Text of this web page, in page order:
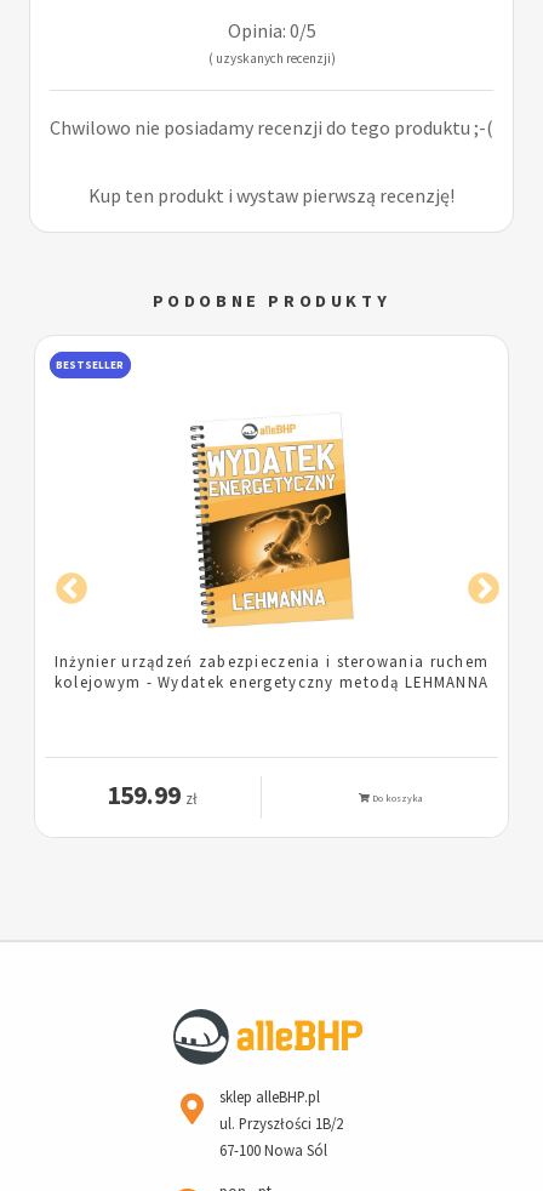
Opinia: 0/5
( uzyskanych recenzji)
Chwilowo nie posiadamy recenzji do tego produktu ;-(
Kup ten produkt i wystaw pierwszą recenzję!
PODOBNE PRODUKTY
BESTSELLER
Pielęgniarka - Wydatek energetyczny metodą
LEHMANNA
159.99 zł Do koszyka
sklep alleBHP.pl
ul. Przyszłości 1B/2
67-100 Nowa Sól